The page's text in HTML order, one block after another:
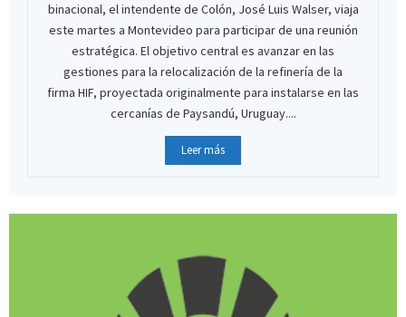
binacional, el intendente de Colón, José Luis Walser, viaja
este martes a Montevideo para participar de una reunión
estratégica. El objetivo central es avanzar en las
gestiones para la relocalización de la refinería de la
firma HIF, proyectada originalmente para instalarse en las
cercanías de Paysandú, Uruguay....
Leer más